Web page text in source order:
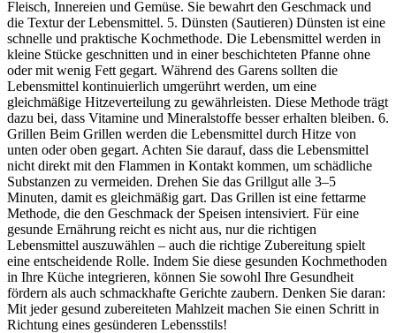
Fleisch, Innereien und Gemüse. Sie bewahrt den Geschmack und
die Textur der Lebensmittel. 5. Dünsten (Sautieren) Dünsten ist eine
schnelle und praktische Kochmethode. Die Lebensmittel werden in
kleine Stücke geschnitten und in einer beschichteten Pfanne ohne
oder mit wenig Fett gegart. Während des Garens sollten die
Lebensmittel kontinuierlich umgerührt werden, um eine
gleichmäßige Hitzeverteilung zu gewährleisten. Diese Methode trägt
dazu bei, dass Vitamine und Mineralstoffe besser erhalten bleiben. 6.
Grillen Beim Grillen werden die Lebensmittel durch Hitze von
unten oder oben gegart. Achten Sie darauf, dass die Lebensmittel
nicht direkt mit den Flammen in Kontakt kommen, um schädliche
Substanzen zu vermeiden. Drehen Sie das Grillgut alle 3–5
Minuten, damit es gleichmäßig gart. Das Grillen ist eine fettarme
Methode, die den Geschmack der Speisen intensiviert. Für eine
gesunde Ernährung reicht es nicht aus, nur die richtigen
Lebensmittel auszuwählen – auch die richtige Zubereitung spielt
eine entscheidende Rolle. Indem Sie diese gesunden Kochmethoden
in Ihre Küche integrieren, können Sie sowohl Ihre Gesundheit
fördern als auch schmackhafte Gerichte zaubern. Denken Sie daran:
Mit jeder gesund zubereiteten Mahlzeit machen Sie einen Schritt in
Richtung eines gesünderen Lebensstils!